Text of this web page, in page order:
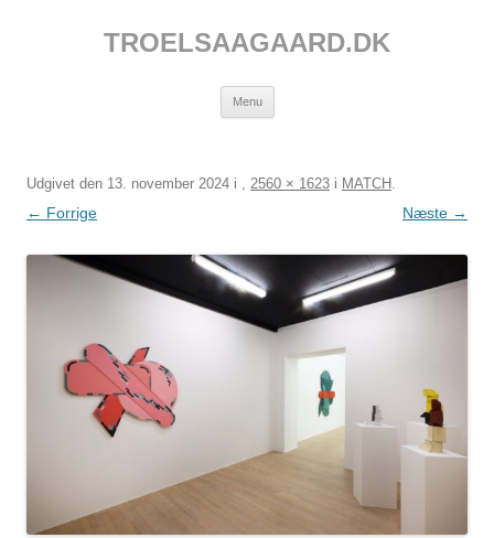
TROELSAAGAARD.DK
Menu
Udgivet den 13. november 2024 i , 2560 × 1623 i MATCH .
← Forrige Næste →